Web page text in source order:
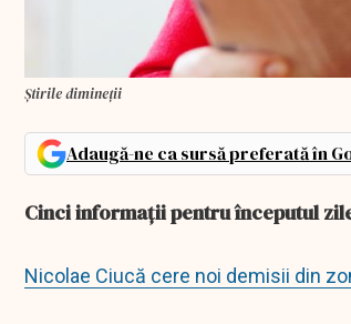
Știrile dimineții
Adaugă-ne ca sursă preferată în
Cinci informații pentru începutul
Nicolae Ciucă cere noi demisii din